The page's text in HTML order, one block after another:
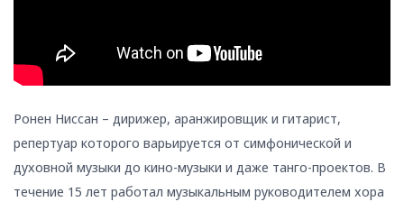
Ронен Ниссан – дирижер, аранжировщик и гитарист,
репертуар которого варьируется от симфонической и
духовной музыки до кино-музыки и даже танго-проектов. В
течение 15 лет работал музыкальным руководителем хора